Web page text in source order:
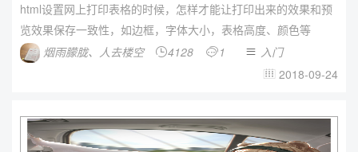
html设置网上打印表格的时候，怎样才能让打印出来的效果和预
览效果保存一致性，如边框，字体大小，表格高度、颜色等
烟雨朦胧、人去楼空
4128 1  入门
 2018-09-24